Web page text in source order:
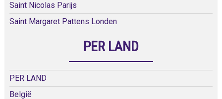
Saint Nicolas Parijs
Saint Margaret Pattens Londen
PER LAND
PER LAND
België